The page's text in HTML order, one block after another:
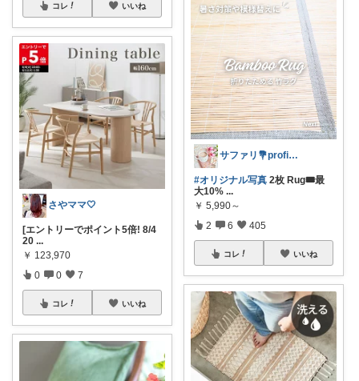
コレ いいね
さやママ🤍
[エントリーでポイント5倍! 8/4
20 ...
￥ 123,970
0 0 7
コレ いいね
サファリ‎💐profileにてお礼
#オリジナル写真 2枚 Rug🎟最
大10% ...
￥ 5,990～
2 6 405
コレ いいね